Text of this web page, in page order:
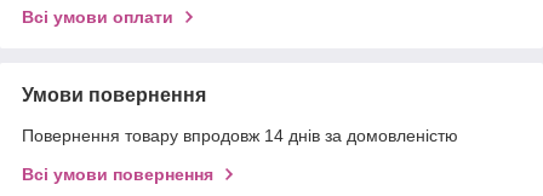
Всі умови оплати
Умови повернення
Повернення товару впродовж 14 днів за домовленістю
Всі умови повернення